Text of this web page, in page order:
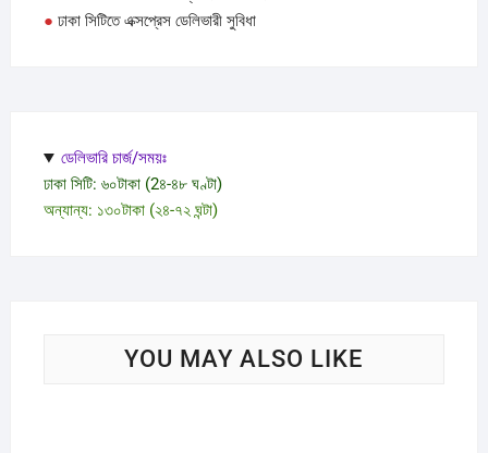
● ঢাকা সিটিতে এক্সপ্রেস ডেলিভারী সুবিধা
ডেলিভারি চার্জ/সময়ঃ
ঢাকা সিটি: ৬০টাকা (2৪-৪৮ ঘণ্টা)
অন্যান্য: ১৩০টাকা (২৪-৭২ ঘন্টা)
YOU MAY ALSO LIKE